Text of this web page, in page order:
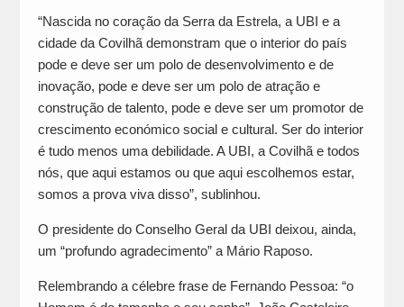
“Nascida no coração da Serra da Estrela, a UBI e a
cidade da Covilhã demonstram que o interior do país
pode e deve ser um polo de desenvolvimento e de
inovação, pode e deve ser um polo de atração e
construção de talento, pode e deve ser um promotor de
crescimento económico social e cultural. Ser do interior
é tudo menos uma debilidade. A UBI, a Covilhã e todos
nós, que aqui estamos ou que aqui escolhemos estar,
somos a prova viva disso”, sublinhou.
O presidente do Conselho Geral da UBI deixou, ainda,
um “profundo agradecimento” a Mário Raposo.
Relembrando a célebre frase de Fernando Pessoa: “o